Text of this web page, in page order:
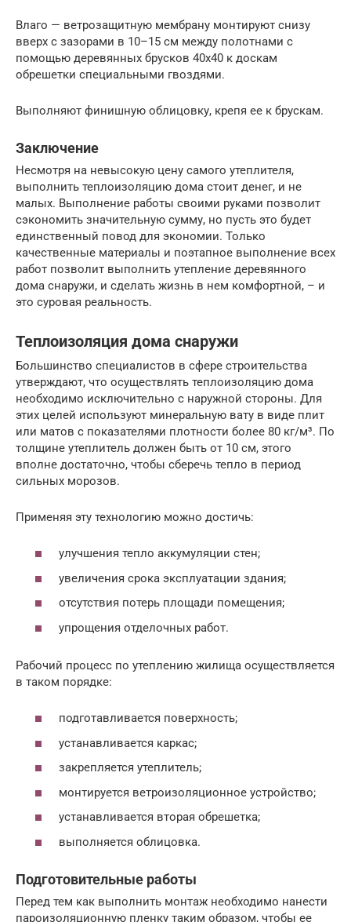
Влаго — ветрозащитную мембрану монтируют снизу
вверх с зазорами в 10–15 см между полотнами с
помощью деревянных брусков 40х40 к доскам
обрешетки специальными гвоздями.
Выполняют финишную облицовку, крепя ее к брускам.
Заключение
Несмотря на невысокую цену самого утеплителя,
выполнить теплоизоляцию дома стоит денег, и не
малых. Выполнение работы своими руками позволит
сэкономить значительную сумму, но пусть это будет
единственный повод для экономии. Только
качественные материалы и поэтапное выполнение всех
работ позволит выполнить утепление деревянного
дома снаружи, и сделать жизнь в нем комфортной, – и
это суровая реальность.
Теплоизоляция дома снаружи
Большинство специалистов в сфере строительства
утверждают, что осуществлять теплоизоляцию дома
необходимо исключительно с наружной стороны. Для
этих целей используют минеральную вату в виде плит
или матов с показателями плотности более 80 кг/м³. По
толщине утеплитель должен быть от 10 см, этого
вполне достаточно, чтобы сберечь тепло в период
сильных морозов.
Применяя эту технологию можно достичь:
улучшения тепло аккумуляции стен;
увеличения срока эксплуатации здания;
отсутствия потерь площади помещения;
упрощения отделочных работ.
Рабочий процесс по утеплению жилища осуществляется
в таком порядке:
подготавливается поверхность;
устанавливается каркас;
закрепляется утеплитель;
монтируется ветроизоляционное устройство;
устанавливается вторая обрешетка;
выполняется облицовка.
Подготовительные работы
Перед тем как выполнить монтаж необходимо нанести
пароизоляционную пленку таким образом, чтобы ее